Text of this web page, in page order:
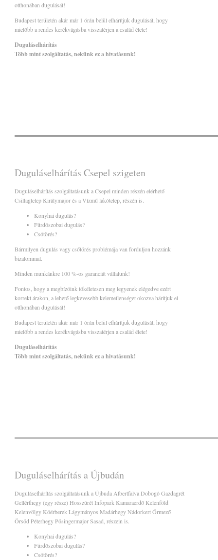
otthonában dugulását!
Budapest területén akár már 1 órán belül elhárítjuk dugulását, hogy
mielőbb a rendes kerékvágásba visszatérjen a család élete!
Duguláselhárítás
Több mint szolgáltatás, nekünk ez a hivatásunk!
Duguláselhárítás Csepel szigeten
Duguláselhárítás szolgáltatásunk a Csepel minden részén elérhető
Csillagtelep Királymajor és a Vízmű lakótelep, részén is.
Konyhai dugulás?
Fürdőszobai dugulás?
Csőtörés?
Bármilyen dugulás vagy csőtörés problémája van forduljon hozzánk
bizalommal.
Minden munkánkre 100 %-os garanciát vállalunk!
Fontos, hogy a megbízóink tökéletesen meg legyenek elégedve ezért
korrekt árakon, a lehető legkevesebb kelemetlenséget okozva hárítjuk el
otthonában dugulását!
Budapest területén akár már 1 órán belül elhárítjuk dugulását, hogy
mielőbb a rendes kerékvágásba visszatérjen a család élete!
Duguláselhárítás
Több mint szolgáltatás, nekünk ez a hivatásunk!
Duguláselhárítás a Újbudán
Duguláselhárítás szolgáltatásunk a Újbuda Albertfalva Dobogó Gazdagrét
Gellérthegy (egy része) Hosszúrét Infopark Kamaraerdő Kelenföld
Kelenvölgy Kőérberek Lágymányos Madárhegy Nádorkert Őrmező
Örsöd Péterhegy Pösingermajor Sasad, részein is.
Konyhai dugulás?
Fürdőszobai dugulás?
Csőtörés?